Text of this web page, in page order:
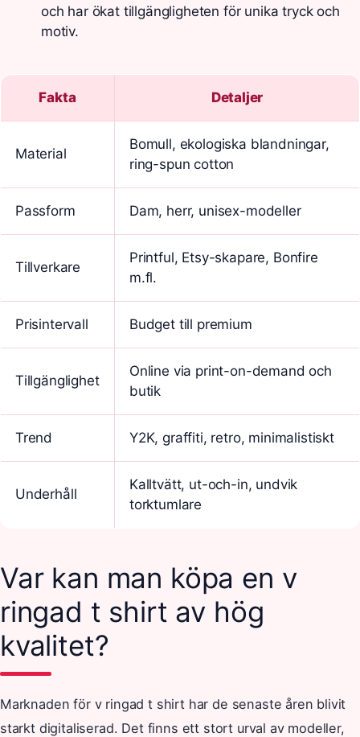
och har ökat tillgängligheten för unika tryck och
motiv.
Fakta Detaljer
Material
Bomull, ekologiska blandningar,
ring-spun cotton
Passform Dam, herr, unisex-modeller
Tillverkare
Printful, Etsy-skapare, Bonfire
m.fl.
Prisintervall Budget till premium
Tillgänglighet
Online via print-on-demand och
butik
Trend Y2K, graffiti, retro, minimalistiskt
Underhåll
Kalltvätt, ut-och-in, undvik
torktumlare
Var kan man köpa en v
ringad t shirt av hög
kvalitet?
Marknaden för v ringad t shirt har de senaste åren blivit
starkt digitaliserad. Det finns ett stort urval av modeller,